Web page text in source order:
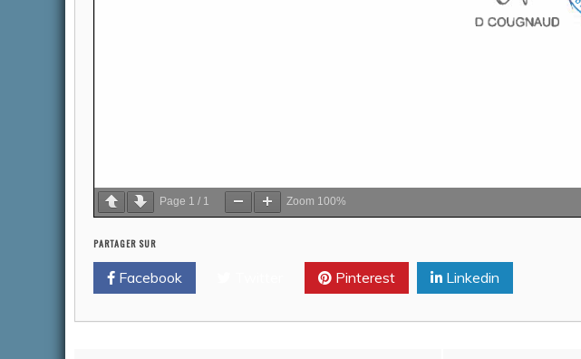
Page 1 / 1 Zoom 100%
PARTAGER SUR
Facebook Pinterest Linkedin